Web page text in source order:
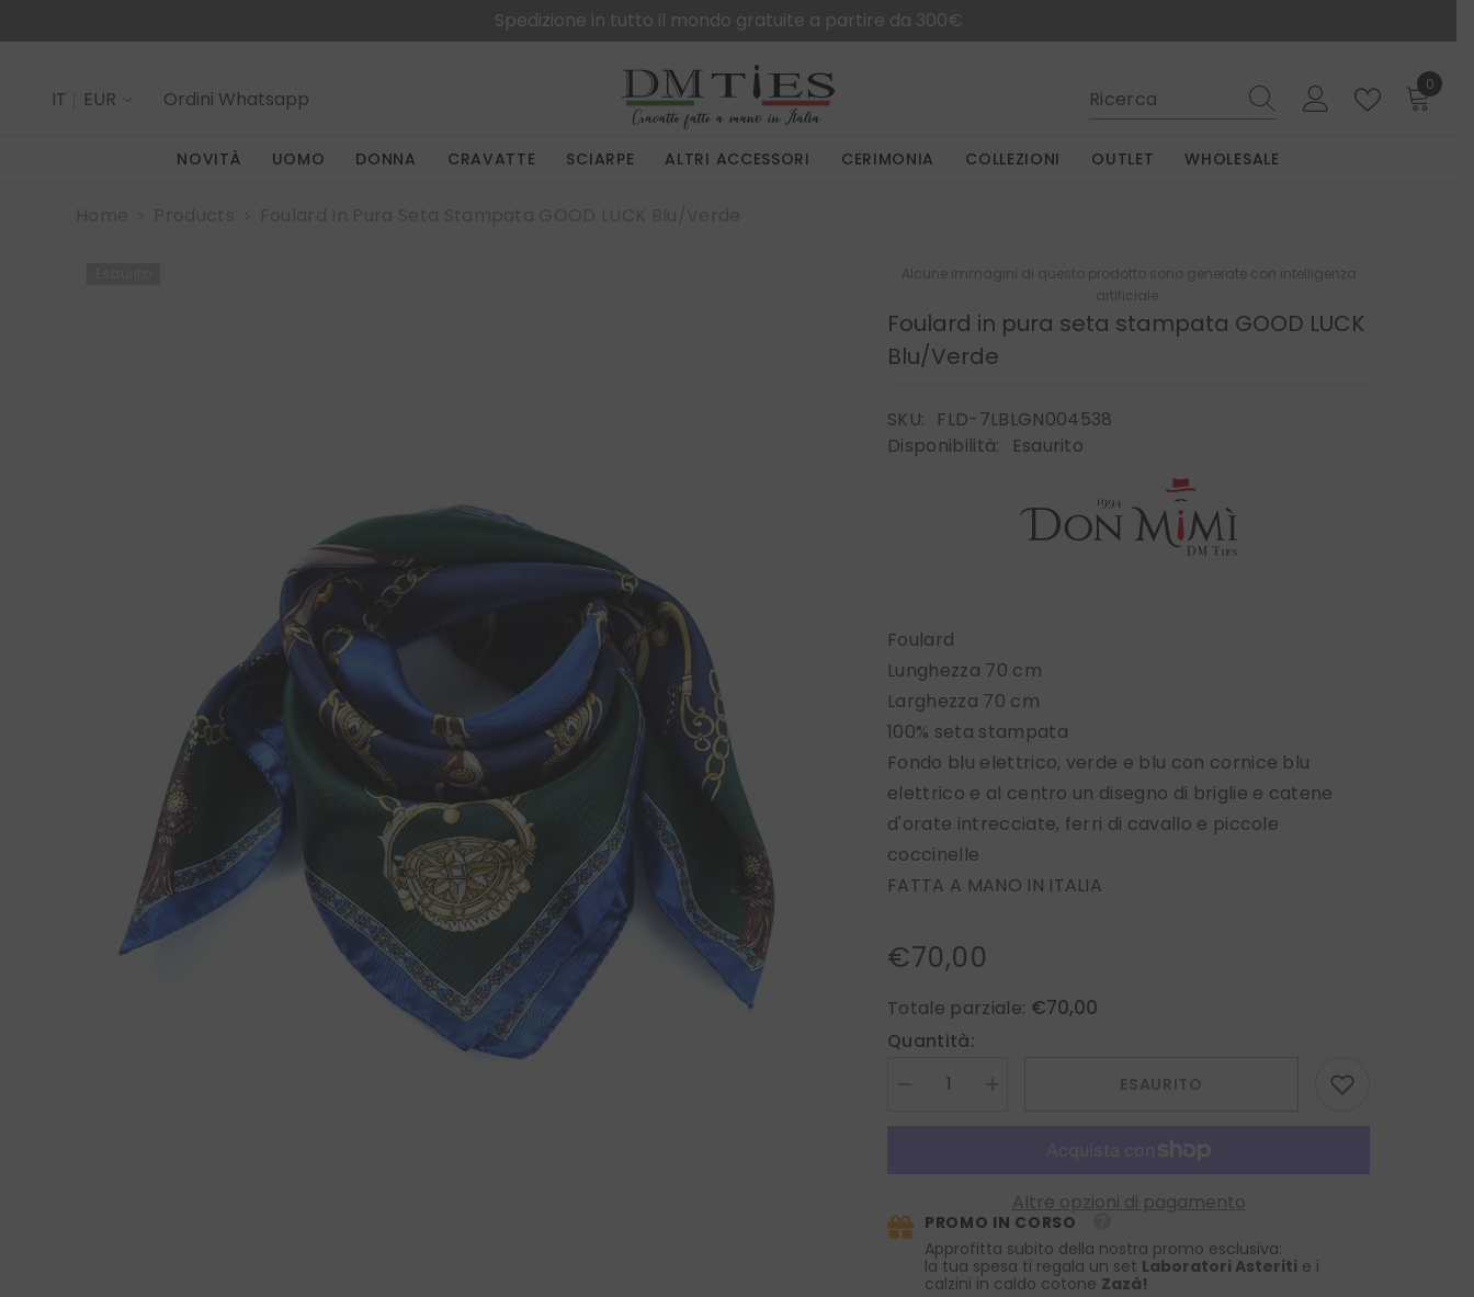
Spedizione in tutto il mondo gratuite a partire da 300€
IT
EUR Ordini Whatsapp
0
0
NOVITÀ UOMO DONNA CRAVATTE SCIARPE ALTRI ACCESSORI CERIMONIA COLLEZIONI OUTLET WHOLESALE
Alcune immagini di questo prodotto sono generate con intelligenza
artificiale.
Foulard in pura seta stampata GOOD LUCK
Blu/Verde
SKU:
FLD-7LBLGN004538
Disponibilità:
Esaurito
Foulard
Lunghezza 70 cm
Larghezza 70 cm
100% seta stampata
Fondo blu elettrico, verde e blu con cornice blu
elettrico e al centro un disegno di briglie e catene
d'orate intrecciate, ferri di cavallo e piccole
coccinelle
FATTA A MANO IN ITALIA
€70,00
Totale parziale: €70,00
Quantità:
Diminuire
stampata
GOOD
LUCK
Blu/Verde
seta
stampata
GOOD
LUCK
Blu/Verde
ESAURITO
Altre opzioni di pagamento
PROMO IN CORSO
Approfitta subito della nostra promo esclusiva:
la tua spesa ti regala un set Laboratori Asteriti e i
calzini in caldo cotone Zazà!